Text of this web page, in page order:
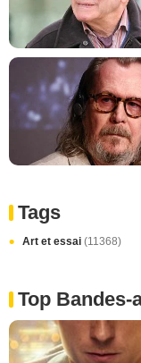
Tags
Art et essai (11368)
Top Bandes-